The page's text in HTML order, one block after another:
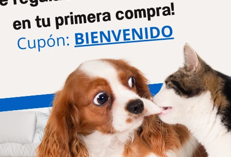
Productos que te pueden interesar